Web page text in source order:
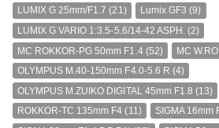
LUMIX G 25mm/F1.7 (21) Lumix GF3 (9)
LUMIX G VARIO 1:3.5-5.6/14-42 ASPH. (2)
MC ROKKOR-PG 50mm F1.4(52) MC
OLYMPUS M.40-150mm F4.0-5.6 R (4)
OLYMPUS M.ZUIKO DIGITAL 45mm F1.8 (13)
ROKKOR-TC 135mm F4 (11) SIGMA 16mm